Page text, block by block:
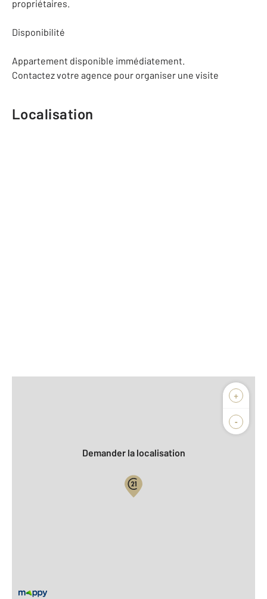
propriétaires.
Disponibilité
Appartement disponible immédiatement.
Contactez votre agence pour organiser une visite
Localisation
+
-
Demander la localisation